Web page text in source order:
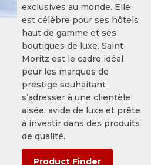
exclusives au monde. Elle
est célèbre pour ses hôtels
haut de gamme et ses
boutiques de luxe. Saint-
Moritz est le cadre idéal
pour les marques de
prestige souhaitant
s’adresser à une clientèle
aisée, avide de luxe et prête
à investir dans des produits
de qualité.
Product Finder